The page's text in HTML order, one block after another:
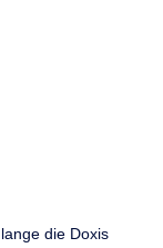
die Doxis